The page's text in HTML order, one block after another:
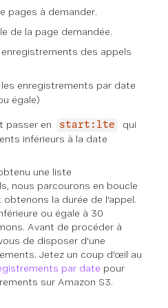
pages à demander.
de la page demandée.
enregistrements des appels
les enregistrements par date
égale)
passer en start:lte
qui
inférieurs à la date
une liste
nous parcourons en boucle
la durée de l'appel.
ou égale à 30
Avant de procéder à
de disposer d'une
Jetez un coup d'œil au
par date pour
sur Amazon S3.